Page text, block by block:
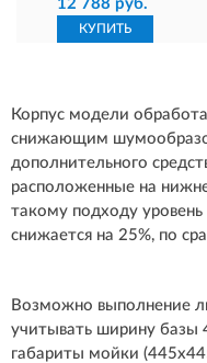
12 788 руб.
КУПИТЬ
Корпус модели
снижающим
дополнительного
расположенные на
такому подходу
снижается на 25%, по
Возможно выполнение
учитывать ширину
габариты мойки